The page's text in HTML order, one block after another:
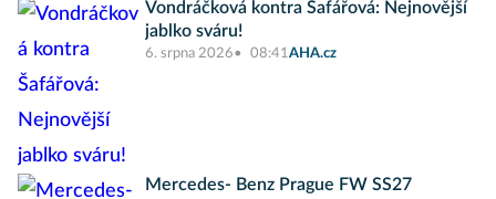
Vondráčková kontra Šafářová: Nejnovější
jablko sváru!
6. srpna 2026 08:41AHA.cz
Mercedes- Benz Prague FW SS27